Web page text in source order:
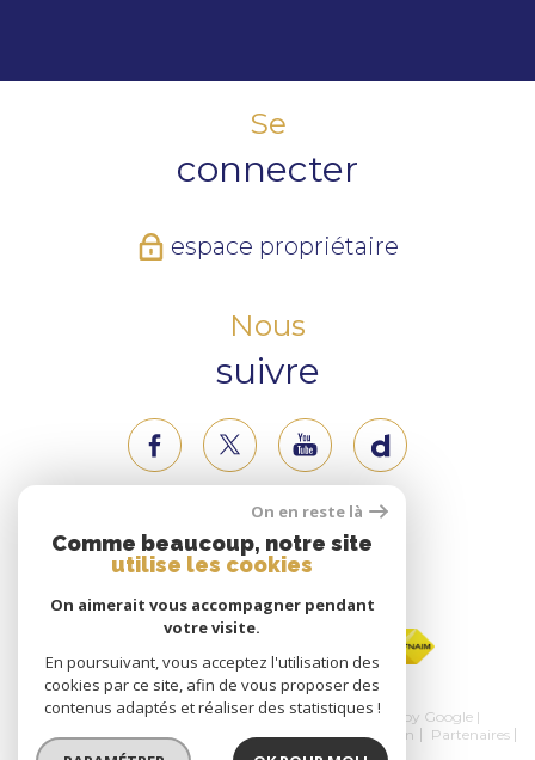
Se
connecter
espace propriétaire
Nous
suivre
Nous
adhérons
© 2026 | Tous droits réservés | Traduction powered by Google |
Nos honoraires
Plan du site Mentions légales Admin
Partenaires
Politique RGPD
Cookies
On en reste là
Comme beaucoup, notre site
utilise les cookies
On aimerait vous accompagner pendant
votre visite.
En poursuivant, vous acceptez l'utilisation des
cookies par ce site, afin de vous proposer des
contenus adaptés et réaliser des statistiques !